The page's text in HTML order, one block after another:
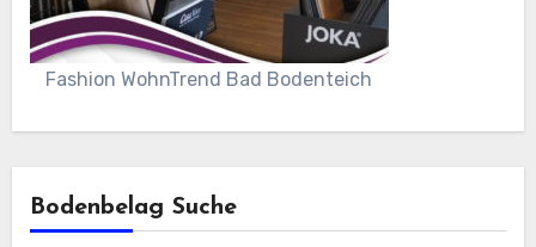
Fashion WohnTrend Bad Bodenteich
Bodenbelag Suche